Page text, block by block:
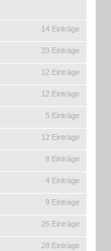
14 Einträge
33 Einträge
12 Einträge
12 Einträge
5 Einträge
12 Einträge
8 Einträge
4 Einträge
9 Einträge
26 Einträge
28 Einträge